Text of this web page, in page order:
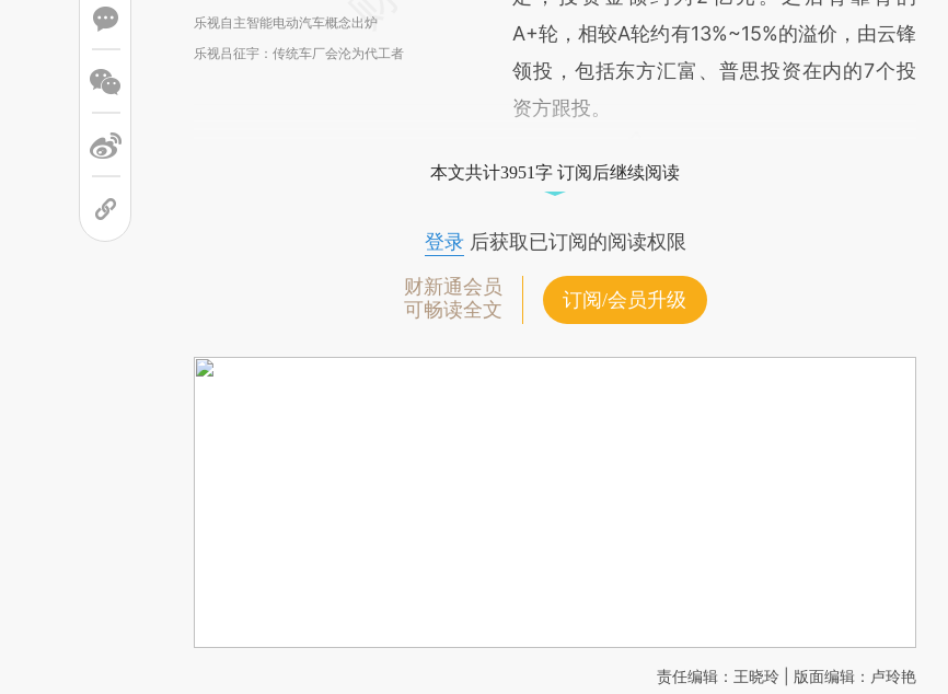
乐视自主智能电动汽车概念出炉
乐视吕征宇：传统车厂会沦为代工者
A+轮，相较A轮约有13%~15%的溢价，由云锋
领投，包括东方汇富、普思投资在内的7个投
资方跟投。
本文共计3951字 订阅后继续阅读
登录后获取已订阅的阅读权限
财新通会员
可畅读全文
订阅/会员升级
责任编辑：王晓玲 | 版面编辑：卢玲艳